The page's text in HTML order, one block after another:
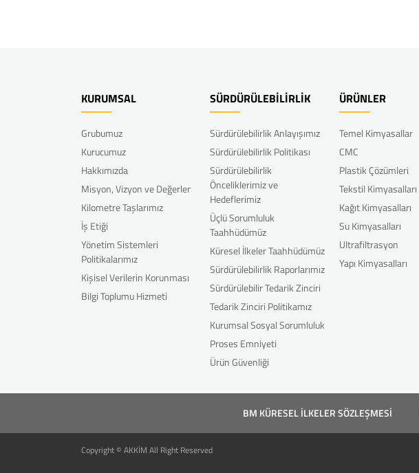
KURUMSAL
Grubumuz
Kurucumuz
Hakkımızda
Misyon, Vizyon ve Değerler
Kilometre Taşlarımız
İş Etiği
Yönetim Sistemleri
Politikalarımız
Kişisel Verilerin Korunması
Bilgi Toplumu Hizmeti
SÜRDÜRÜLEBİLİRLİK
Sürdürülebilirlik Anlayışımız
Sürdürülebilirlik Politikası
Sürdürülebilirlik
Önceliklerimiz ve
Hedeflerimiz
Üçlü Sorumluluk
Taahhüdümüz
Küresel İlkeler Taahhüdümüz
Sürdürülebilirlik Raporlarımız
Sürdürülebilir Tedarik Zinciri
Tedarik Zinciri Politikamız
Kurumsal Sosyal Sorumluluk
Proses Emniyeti
Ürün Güvenliği
ÜRÜNLER
Temel Kimyasallar
CMC
Plastik Çözümleri
Tekstil Kimyasalları
Kağıt Kimyasalları
Su Kimyasalları
Ultrafiltrasyon
Yapı Kimyasalları
BM KÜRESEL İLKELER SÖZLEŞMESİ
Copyright © AKKİM All Right Reserved